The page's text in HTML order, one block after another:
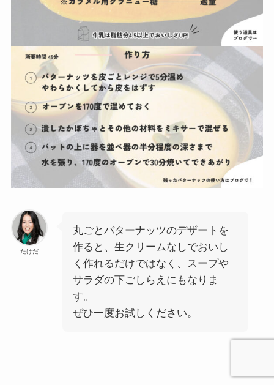
たけだ
丸ごとバターナッツのデザートを
作ると、生クリームなしでおいし
く作れるだけではなく、スープや
サラダの下ごしらえにもなりま
す。
ぜひ一度お試しください。